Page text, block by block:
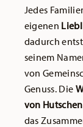
Jedes
eigenen
dadurch
seinem
von
Genuss. Die
von
das